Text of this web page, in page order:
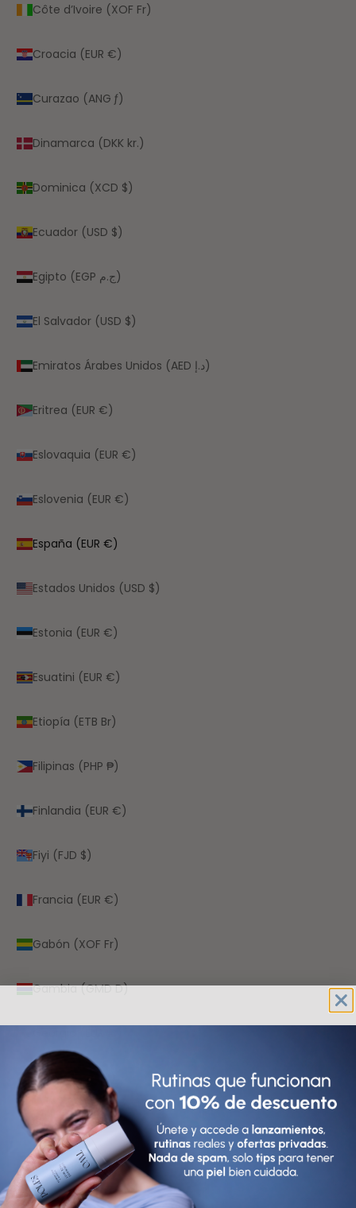
Côte d’Ivoire (XOF Fr)
Croacia (EUR €)
Curazao (ANG ƒ)
Dinamarca (DKK kr.)
Dominica (XCD $)
Ecuador (USD $)
Egipto (EGP ج.م)
El Salvador (USD $)
Emiratos Árabes Unidos (AED د.إ)
Eritrea (EUR €)
Eslovaquia (EUR €)
Eslovenia (EUR €)
España (EUR €)
Estados Unidos (USD $)
Estonia (EUR €)
Esuatini (EUR €)
Etiopía (ETB Br)
Filipinas (PHP ₱)
Finlandia (EUR €)
Fiyi (FJD $)
Francia (EUR €)
Gabón (XOF Fr)
Gambia (GMD D)
Ghana (EUR €)
Gibraltar (GBP £)
Granada (XCD $)